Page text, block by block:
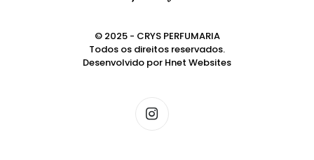
© 2025 - CRYS PERFUMARIA
Todos os direitos reservados.
Desenvolvido por Hnet Websites